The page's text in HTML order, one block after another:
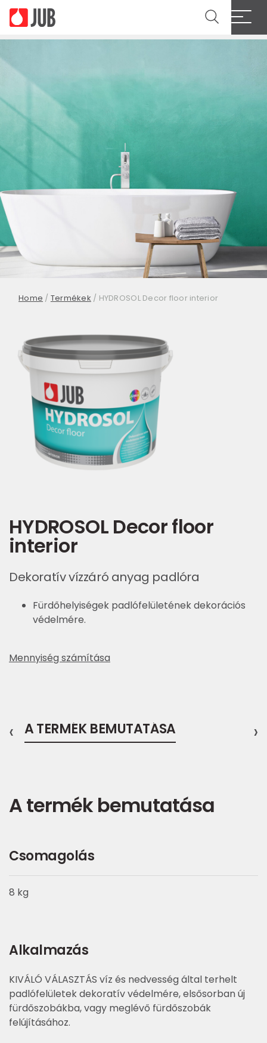
Home / Termékek / HYDROSOL Decor floor interior
HYDROSOL Decor floor
interior
Dekoratív vízzáró anyag padlóra
Fürdőhelyiségek padlófelületének dekorációs
védelmére.
Mennyiség számítása
A TERMÉK BEMUTATÁSA
‹ ›
A termék bemutatása
Csomagolás
8 kg
Alkalmazás
KIVÁLÓ VÁLASZTÁS víz és nedvesség által terhelt
padlófelületek dekoratív védelmére, elsősorban új
fürdőszobákba, vagy meglévő fürdőszobák
felújításához.